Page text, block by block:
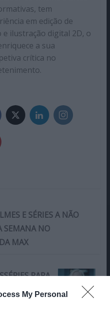
My Personal
tem
em edição de
e ilustração digital 2D, o
a sua
crítica no
E SÉRIES A NÃO
SEMANA NO
MAX
PARA
APPLE TV+